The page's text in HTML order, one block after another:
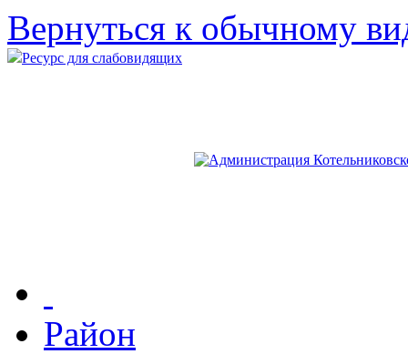
Вернуться к обычному
Ресурс для слабовидящих
Район